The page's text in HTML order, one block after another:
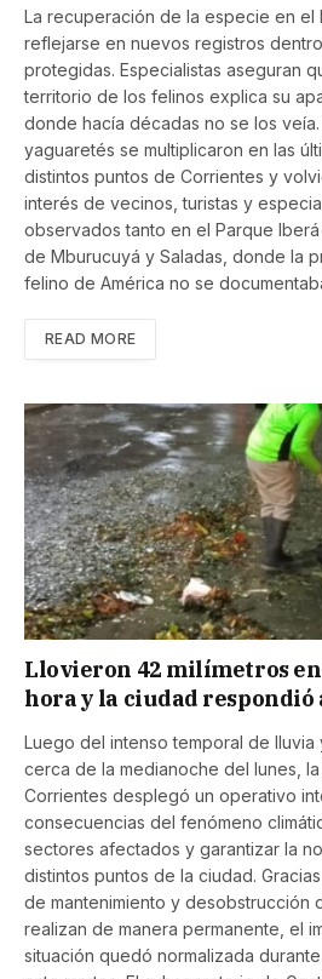
La recuperación de la especie en el
reflejarse en nuevos registros
protegidas. Especialistas aseguran
territorio de los felinos explica su
donde hacía décadas no se los
yaguaretés se multiplicaron en las
distintos puntos de Corrientes y
interés de vecinos, turistas y
observados tanto en el Parque
de Mburucuyá y Saladas, donde la
felino de América no se
READ MORE
Llovieron 42 milímetros en
hora y la ciudad
Luego del intenso temporal de
cerca de la medianoche del lunes,
Corrientes desplegó un operativo
consecuencias del fenómeno
sectores afectados y garantizar la
distintos puntos de la ciudad.
de mantenimiento y desobstrucción
realizan de manera permanente, el
situación quedó normalizada